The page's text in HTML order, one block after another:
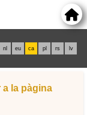
nl eu ca pl rs lv
la pàgina